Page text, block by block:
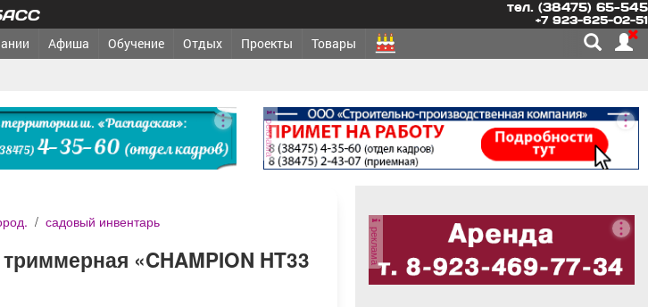
тел. (38475) 65-545
+7 923-625-02-51
Афиша Обучение Отдых Проекты Товары
реклама
/ садовый инвентарь
«CHAMPION HT33
реклама